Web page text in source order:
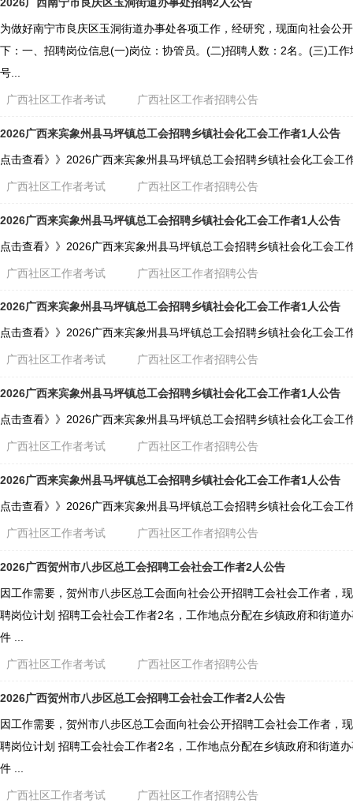
为做好南宁市良庆区玉洞街道办事处各项工作，经研究，现面向社会公
下：一、招聘岗位信息(一)岗位：协管员。(二)招聘人数：2名。(三)工
号...
广西社区工作者考试 广西社区工作者招聘公告
2026广西来宾象州县马坪镇总工会招聘乡镇社会化工会工作者1人公告
点击查看》》2026广西来宾象州县马坪镇总工会招聘乡镇社会化工会工
广西社区工作者考试 广西社区工作者招聘公告
2026广西来宾象州县马坪镇总工会招聘乡镇社会化工会工作者1人公告
点击查看》》2026广西来宾象州县马坪镇总工会招聘乡镇社会化工会工
广西社区工作者考试 广西社区工作者招聘公告
2026广西来宾象州县马坪镇总工会招聘乡镇社会化工会工作者1人公告
点击查看》》2026广西来宾象州县马坪镇总工会招聘乡镇社会化工会工
广西社区工作者考试 广西社区工作者招聘公告
2026广西来宾象州县马坪镇总工会招聘乡镇社会化工会工作者1人公告
点击查看》》2026广西来宾象州县马坪镇总工会招聘乡镇社会化工会工
广西社区工作者考试 广西社区工作者招聘公告
2026广西来宾象州县马坪镇总工会招聘乡镇社会化工会工作者1人公告
点击查看》》2026广西来宾象州县马坪镇总工会招聘乡镇社会化工会工
广西社区工作者考试 广西社区工作者招聘公告
2026广西贺州市八步区总工会招聘工会社会工作者2人公告
因工作需要，贺州市八步区总工会面向社会公开招聘工会社会工作者，
聘岗位计划 招聘工会社会工作者2名，工作地点分配在乡镇政府和街道
件 ...
广西社区工作者考试 广西社区工作者招聘公告
2026广西贺州市八步区总工会招聘工会社会工作者2人公告
因工作需要，贺州市八步区总工会面向社会公开招聘工会社会工作者，
聘岗位计划 招聘工会社会工作者2名，工作地点分配在乡镇政府和街道
件 ...
广西社区工作者考试 广西社区工作者招聘公告